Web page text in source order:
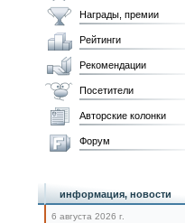
Награды, премии
Рейтинги
Рекомендации
Посетители
Авторские колонки
Форум
информация, новости
6 августа 2026 г.